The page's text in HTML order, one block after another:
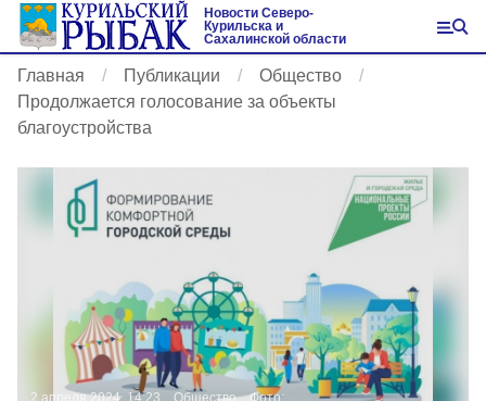
Новости Северо-
Курильска и
Сахалинской области
Главная Публикации
Общество
Продолжается голосование за объекты
благоустройства
2 апреля 2024, 14:23 Общество Фото: